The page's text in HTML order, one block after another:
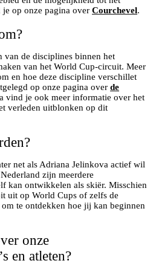
op onze pagina over Courchevel.
van de disciplines binnen het
van het World Cup-circuit. Meer
en hoe deze discipline verschillet
op onze pagina over de
vind je ook meer informatie over het
verleden uitblonken op dit
net als Adriana Jelinkova actief wil
zijn meerdere
kan ontwikkelen als skiër. Misschien
uit op World Cups of zelfs de
om te ontdekken hoe jij kan beginnen
onze
en atleten?